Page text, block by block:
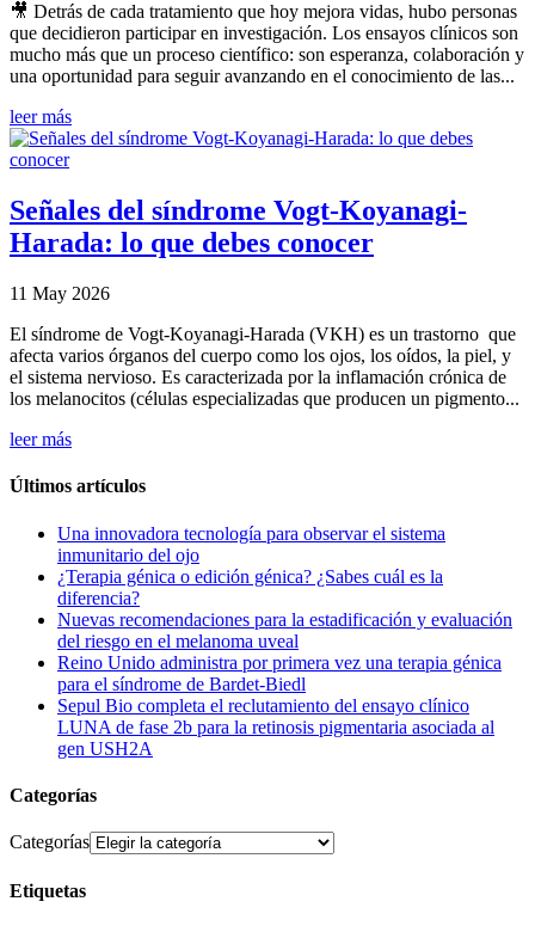
🎥 Detrás de cada tratamiento que hoy mejora vidas, hubo personas
que decidieron participar en investigación. Los ensayos clínicos son
mucho más que un proceso científico: son esperanza, colaboración y
una oportunidad para seguir avanzando en el conocimiento de las...
leer más
Señales del síndrome Vogt-Koyanagi-
Harada: lo que debes conocer
11 May 2026
El síndrome de Vogt-Koyanagi-Harada (VKH) es un trastorno que
afecta varios órganos del cuerpo como los ojos, los oídos, la piel, y
el sistema nervioso. Es caracterizada por la inflamación crónica de
los melanocitos (células especializadas que producen un pigmento...
leer más
Últimos artículos
Una innovadora tecnología para observar el sistema
inmunitario del ojo
¿Terapia génica o edición génica? ¿Sabes cuál es la
diferencia?
Nuevas recomendaciones para la estadificación y evaluación
del riesgo en el melanoma uveal
Reino Unido administra por primera vez una terapia génica
para el síndrome de Bardet-Biedl
Sepul Bio completa el reclutamiento del ensayo clínico
LUNA de fase 2b para la retinosis pigmentaria asociada al
gen USH2A
Categorías
Categorías
Etiquetas